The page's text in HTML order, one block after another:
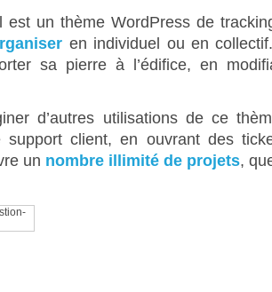
est un thème WordPress de
en individuel ou en
sa pierre à l’édifice, en
d’autres utilisations de ce
support client, en ouvrant des
un nombre illimité de projets,